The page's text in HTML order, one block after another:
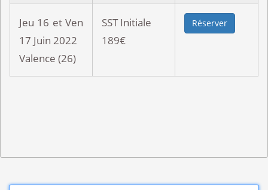
Jeu 16 et Ven
17 Juin 2022
Valence (26)
SST Initiale
189€
Réserver